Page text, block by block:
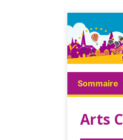
Sommaire
Arts